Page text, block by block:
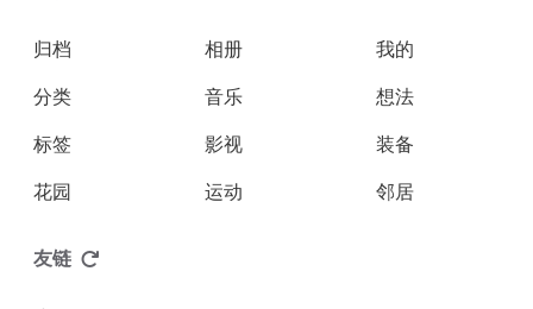
归档
分类
标签
花园
相册
音乐
影视
运动
我的
想法
装备
邻居
友链